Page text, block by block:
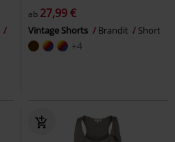
ab 27,99 €
Vintage Shorts Brandit Short
+4